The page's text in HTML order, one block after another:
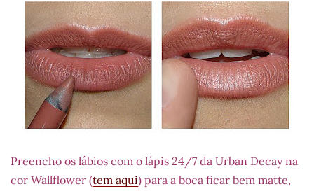
Preencho os lábios com o lápis 24/7 da Urban Decay na
cor Wallflower (tem aqui) para a boca ficar bem matte,